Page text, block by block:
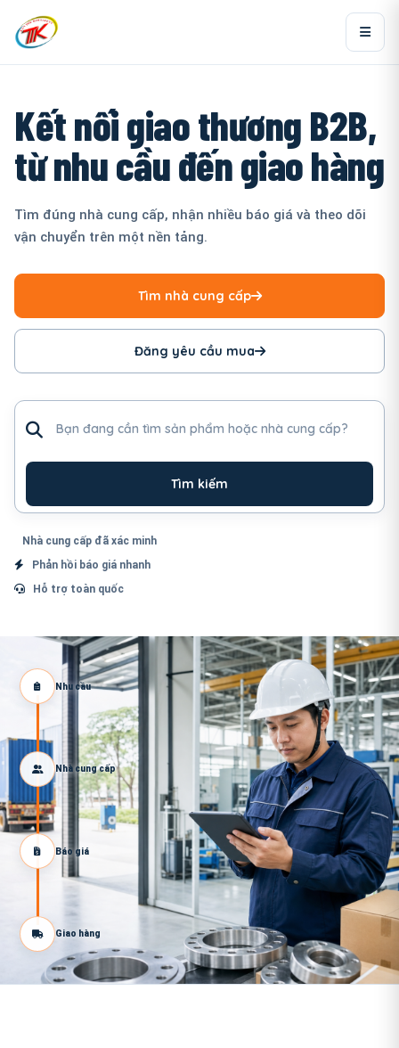
Kết nối giao thương B2B,
từ nhu cầu đến giao hàng
Tìm đúng nhà cung cấp, nhận nhiều báo giá và theo dõi
vận chuyển trên một nền tảng.
Tìm nhà cung cấp
Đăng yêu cầu mua
Tìm kiếm
Nhà cung cấp đã xác minh
Phản hồi báo giá nhanh
Hỗ trợ toàn quốc
Nhu cầu
Nhà cung cấp
Báo giá
Giao hàng